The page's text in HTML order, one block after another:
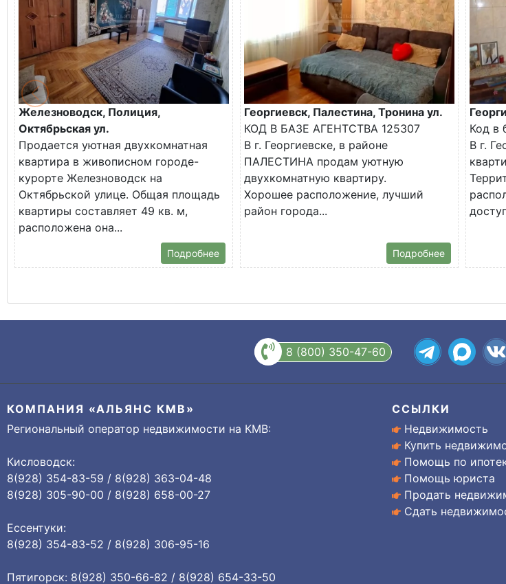
Железноводск, Полиция,
Октябрьская ул.
Продается уютная двухкомнатная
квартира в живописном городе-
курорте Железноводск на
Октябрьской улице. Общая площадь
квартиры составляет 49 кв. м,
расположена она...
Подробнее
Георгиевск, Палестина, Тронина ул.
КОД В БАЗЕ АГЕНТСТВА 125307
В г. Георгиевске, в районе
ПАЛЕСТИНА продам уютную
двухкомнатную квартиру.
Хорошее расположение, лучший
район города...
Подробнее
Код в
В г.
8 (800) 350-47-60
КОМПАНИЯ «АЛЬЯНС КМВ»
Региональный оператор недвижимости на КМВ:
Кисловодск:
8(928) 354-83-59 / 8(928) 363-04-48
8(928) 305-90-00 / 8(928) 658-00-27
Ессентуки:
8(928) 354-83-52 / 8(928) 306-95-16
Пятигорск: 8(928) 350-66-82 / 8(928) 654-33-50
ССЫЛКИ
Недвижимость
Купить
Помощь по
Помощь юриста
Продать
Сдать